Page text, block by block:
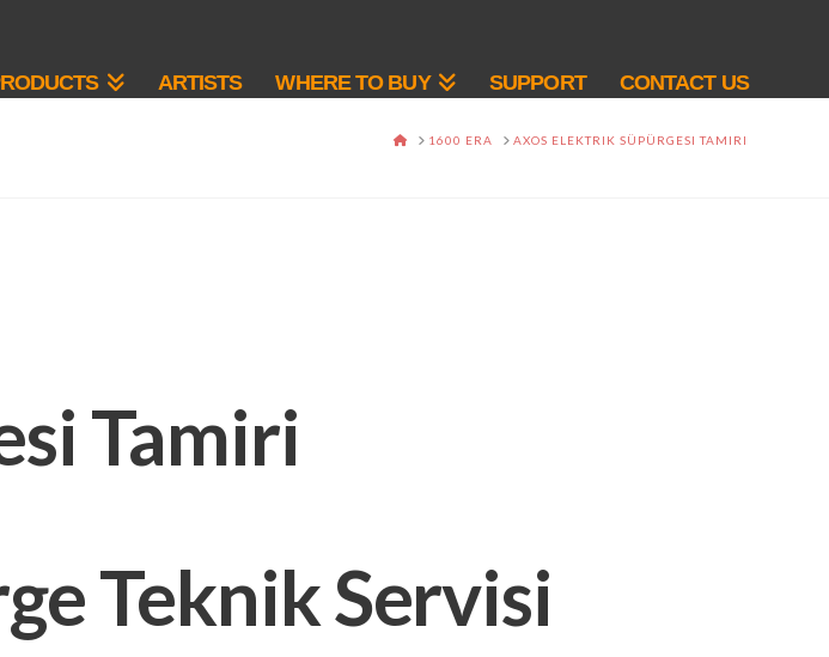
ARTISTS WHERE TO BUY SUPPORT CONTACT US
HOME1600 ERA AXOS ELEKTRIK SÜPÜRGESI TAMIRI
Tamiri
Teknik Servisi